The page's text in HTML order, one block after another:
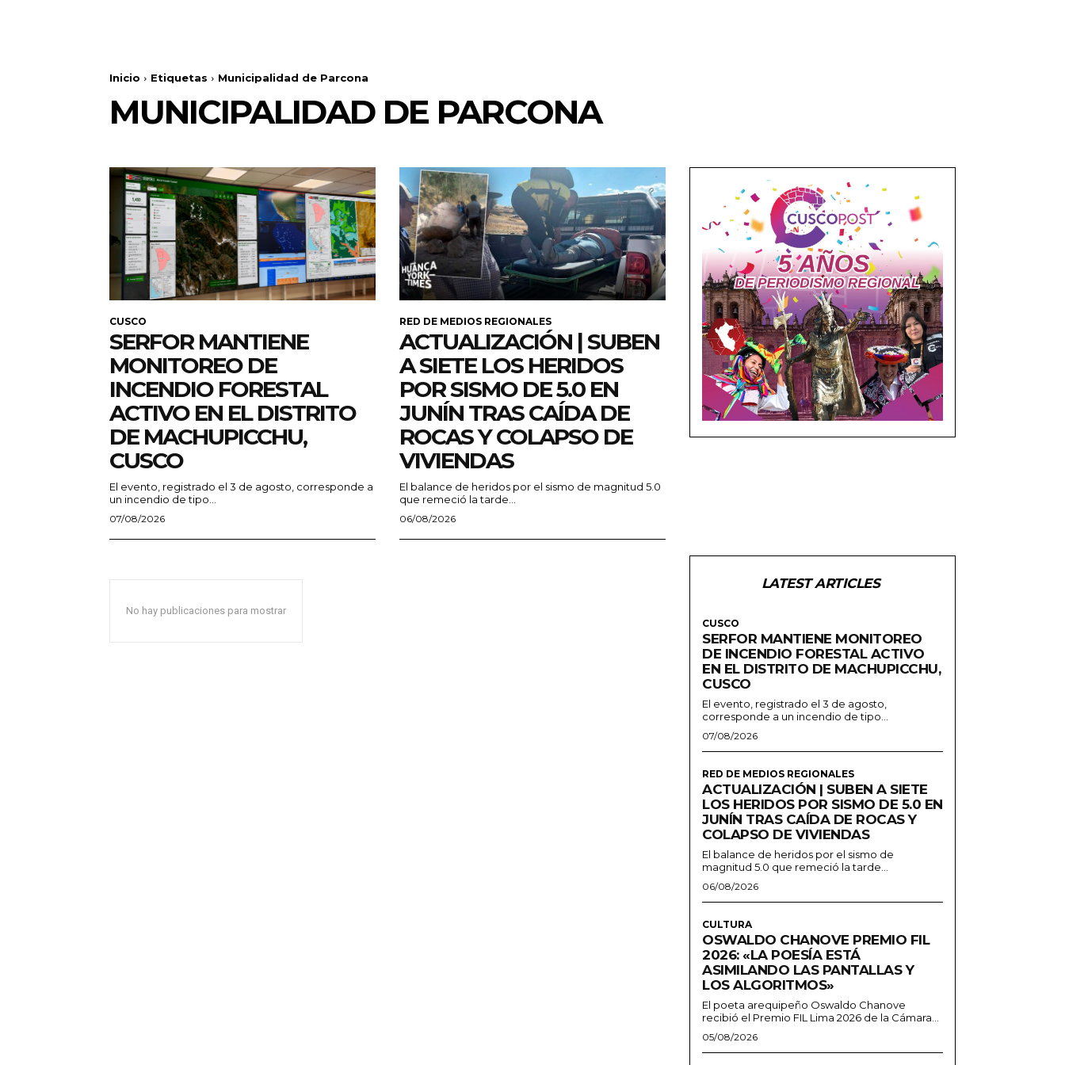
Inicio Etiquetas Municipalidad de Parcona
MUNICIPALIDAD DE PARCONA
CUSCO
SERFOR MANTIENE
MONITOREO DE
INCENDIO FORESTAL
ACTIVO EN EL DISTRITO
DE MACHUPICCHU,
CUSCO
El evento, registrado el 3 de agosto, corresponde a
un incendio de tipo...
07/08/2026
RED DE MEDIOS REGIONALES
ACTUALIZACIÓN | SUBEN
A SIETE LOS HERIDOS
POR SISMO DE 5.0 EN
JUNÍN TRAS CAÍDA DE
ROCAS Y COLAPSO DE
VIVIENDAS
El balance de heridos por el sismo de magnitud 5.0
que remeció la tarde...
06/08/2026
No hay publicaciones para mostrar
LATEST ARTICLES
CUSCO
SERFOR MANTIENE MONITOREO
DE INCENDIO FORESTAL ACTIVO
EN EL DISTRITO DE MACHUPICCHU,
CUSCO
El evento, registrado el 3 de agosto,
corresponde a un incendio de tipo...
07/08/2026
RED DE MEDIOS REGIONALES
ACTUALIZACIÓN | SUBEN A SIETE
LOS HERIDOS POR SISMO DE 5.0 EN
JUNÍN TRAS CAÍDA DE ROCAS Y
COLAPSO DE VIVIENDAS
El balance de heridos por el sismo de
magnitud 5.0 que remeció la tarde...
06/08/2026
CULTURA
OSWALDO CHANOVE PREMIO FIL
2026: «LA POESÍA ESTÁ
ASIMILANDO LAS PANTALLAS Y
LOS ALGORITMOS»
El poeta arequipeño Oswaldo Chanove
recibió el Premio FIL Lima 2026 de la Cámara...
05/08/2026